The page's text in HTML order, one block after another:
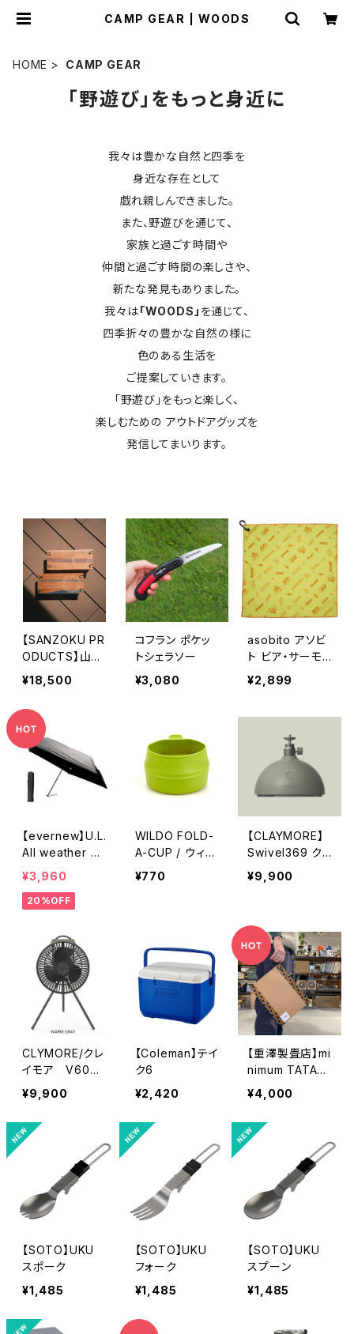
CAMP GEAR | WOODS
HOME CAMP GEAR
「野遊び」をもっと身近に
我々は豊かな自然と四季を
身近な存在として
戯れ親しんできました。
また、野遊びを通じて、
家族と過ごす時間や
仲間と過ごす時間の楽しさや、
新たな発見もありました。
我々は「WOODS」 を通じて、
四季折々の豊かな自然の様に
色のある生活を
ご提案していきます。
「野遊び」をもっと楽しく、
楽しむための アウトドアグッズを
発信してまいります。
【SANZOKU PR
ODUCTS】山賊
リバーテーブル
¥18,500
コフラン ポケッ
トシェラソー
¥3,080
asobito アソビ
ト ビア・サーモ
ラップ
¥2,899
【evernew】U.L.
All weather u
mbrella
¥3,960
20%OFF
WILDO FOLD-
A-CUP / ウィル
ドゥ フォールダ
¥770
【CLAYMORE】
Swivel369 ク
レイモア スイベ
ル369 KHAKI
¥9,900
CLYMORE/クレ
イモア V600
＋ WARM GRA
¥9,900
【Coleman】テイ
ク6
¥2,420
【重澤製畳店】mi
nimum TATAMI
②
¥4,000
【SOTO】UKU
スポーク
¥1,485
【SOTO】UKU
フォーク
¥1,485
【SOTO】UKU
スプーン
¥1,485